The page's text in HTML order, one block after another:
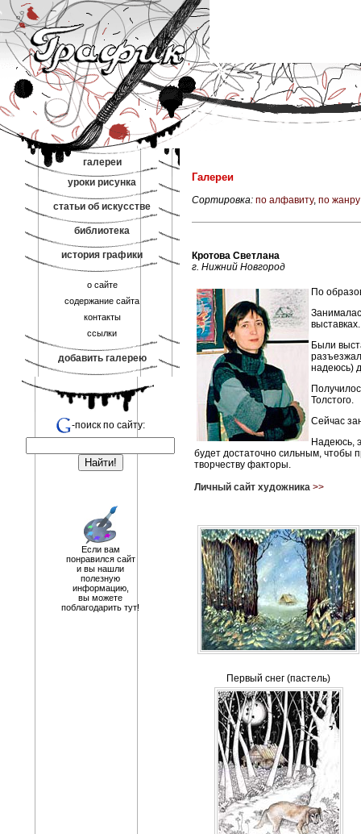
галереи
уроки рисунка
статьи об искусстве
библиотека
история графики
о сайте
содержание сайта
контакты
ссылки
добавить галерею
-поиск по сайту:
Если вам
понравился сайт
и вы нашли
полезную
информацию,
вы можете
поблагодарить тут!
Галереи
Сортировка: по алфавиту, по
Кротова Светлана
г. Нижний Новгород
По
Были
надеюсь)
Толстого.
Сейчас
Надеюсь,
будет достаточно сильным, чтобы
творчеству факторы.
Личный сайт художника >>
Первый снег (пастель)